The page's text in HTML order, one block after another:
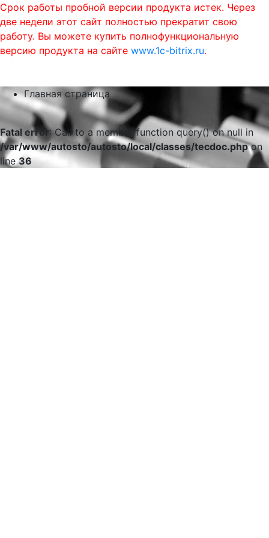
Срок работы пробной версии продукта истек. Через
две недели этот сайт полностью прекратит свою
работу. Вы можете купить полнофункциональную
версию продукта на сайте www.1c-bitrix.ru.
Главная страница
Fatal error: Call to a member function query() on null in
/var/www/autosto/autosto/local/classes/tecdoc.phpon
line36